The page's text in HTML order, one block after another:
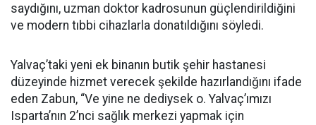
saydığını, uzman doktor kadrosunun güçlendirildiğini
ve modern tıbbi cihazlarla donatıldığını söyledi.
Yalvaç’taki yeni ek binanın butik şehir hastanesi
düzeyinde hizmet verecek şekilde hazırlandığını ifade
eden Zabun, “Ve yine ne dediysek o. Yalvaç’ımızı
Isparta’nın 2’nci sağlık merkezi yapmak için